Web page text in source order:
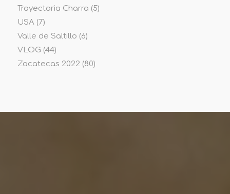
Trayectoria Charra (5)
USA(7)
Valle de Saltillo (6)
VLOG (44)
Zacatecas 2022 (80)